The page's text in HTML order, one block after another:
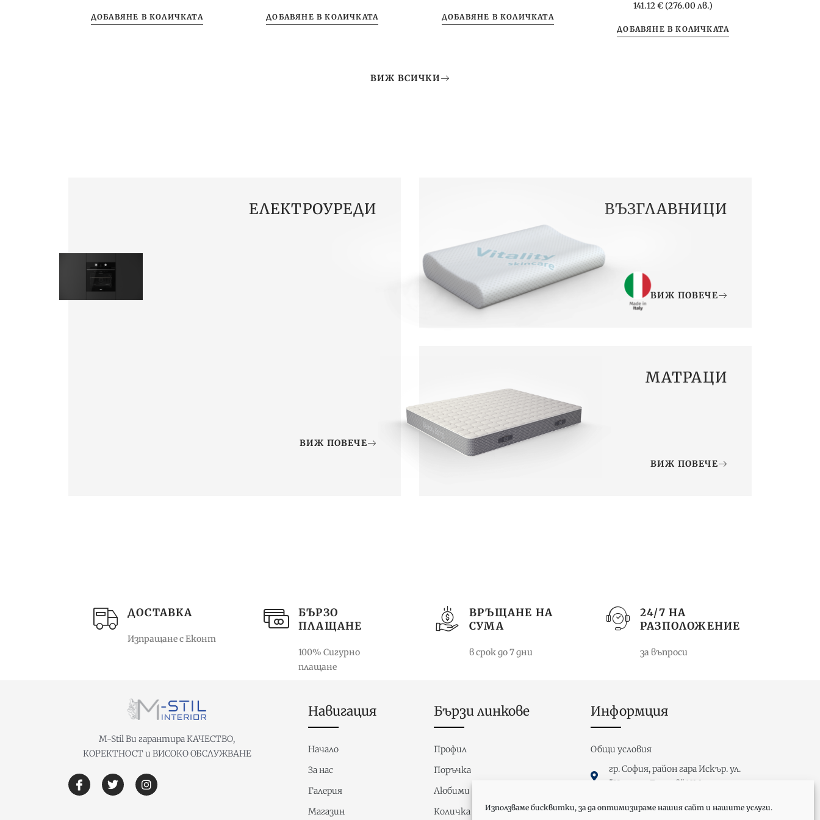
Използваме бисквитки, за да оптимизираме нашия сайт и нашите услуги.
ДОБАВЯНЕ В КОЛИЧКАТА ДОБАВЯНЕ В КОЛИЧКАТА ДОБАВЯНЕ В КОЛИЧКАТА
141.12€(276.00 лв.)
ДОБАВЯНЕ В КОЛИЧКАТА
ВИЖ ВСИЧКИ
ЕЛЕКТРОУРЕДИ
ВИЖ ПОВЕЧЕ
ВЪЗГЛАВНИЦИ
ВИЖ ПОВЕЧЕ
МАТРАЦИ
ВИЖ ПОВЕЧЕ
ДОСТАВКА
Изпращане с Еконт
БЪРЗО
ПЛАЩАНЕ
100% Сигурно
плащане
ВРЪЩАНЕ НА
СУМА
в срок до 7 дни
24/7 НА
РАЗПОЛОЖЕНИЕ
за въпроси
M-Stil Ви гарантира КАЧЕСТВО,
КОРЕКТНОСТ и ВИСОКО ОБСЛУЖВАНЕ
I
c
o
T
w
i
I
n
s
Навигация
Начало
За нас
Галерия
Магазин
Бързи линкове
Профил
Поръчка
Любими
Количка
Информция
Общи условия
гр. София, район гара Искър. ул.
"Неделчо Бончев" №8
sales@m-stil-interior.com